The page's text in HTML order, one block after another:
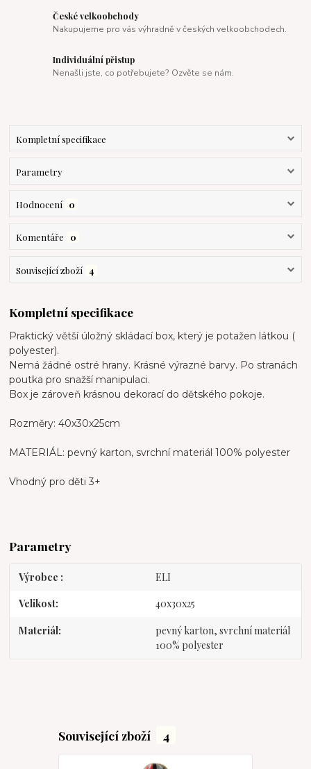
České velkoobchody
Nakupujeme pro vás výhradně v českých velkoobchodech.
Individuální přistup
Nenašli jste, co potřebujete? Ozvěte se nám.
Kompletní specifikace
Parametry
Hodnocení 0
Komentáře 0
Související zboží 4
Kompletní specifikace
Praktický větší úložný skládací box, který je potažen látkou (
polyester).
Nemá žádné ostré hrany. Krásné výrazné barvy. Po stranách
poutka pro snažší manipulaci.
Box je zároveň krásnou dekorací do dětského pokoje.
Rozměry: 40x30x25cm
MATERIÁL: pevný karton, svrchní materiál 100% polyester
Vhodný pro děti 3+
Parametry
Výrobce ELI
Velikost 40x30x25
Materiál
pevný karton, svrchní materiál
100% polyester
Související zboží 4